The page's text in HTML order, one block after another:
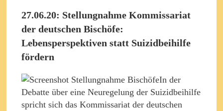
27.06.20: Stellungnahme Kommissariat
der deutschen Bischöfe:
Lebensperspektiven statt Suizidbeihilfe
fördern
In der
Debatte über eine Neuregelung der Suizidbeihilfe
spricht sich das Kommissariat der deutschen